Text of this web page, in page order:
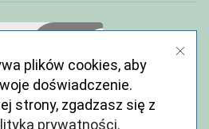
plików cookies, aby
doświadczenie.
strony, zgadzasz się z
prywatności.